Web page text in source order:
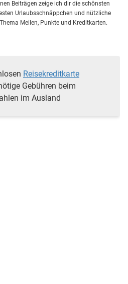
Beiträgen zeige ich dir die schönsten
Urlaubsschnäppchen und nützliche
Meilen, Punkte und Kreditkarten.
Reisekreditkarte
Gebühren beim
im Ausland